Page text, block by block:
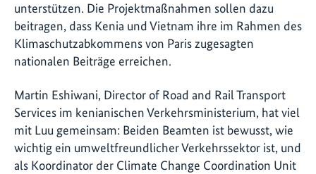
unterstützen. Die Projektmaßnahmen sollen dazu
beitragen, dass Kenia und Vietnam ihre im Rahmen des
Klimaschutzabkommens von Paris zugesagten
nationalen Beiträge erreichen.
Martin Eshiwani, Director of Road and Rail Transport
Services im kenianischen Verkehrsministerium, hat viel
mit Luu gemeinsam: Beiden Beamten ist bewusst, wie
wichtig ein umweltfreundlicher Verkehrssektor ist, und
als Koordinator der Climate Change Coordination Unit